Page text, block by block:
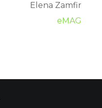
Elena Zamfir
eMAG